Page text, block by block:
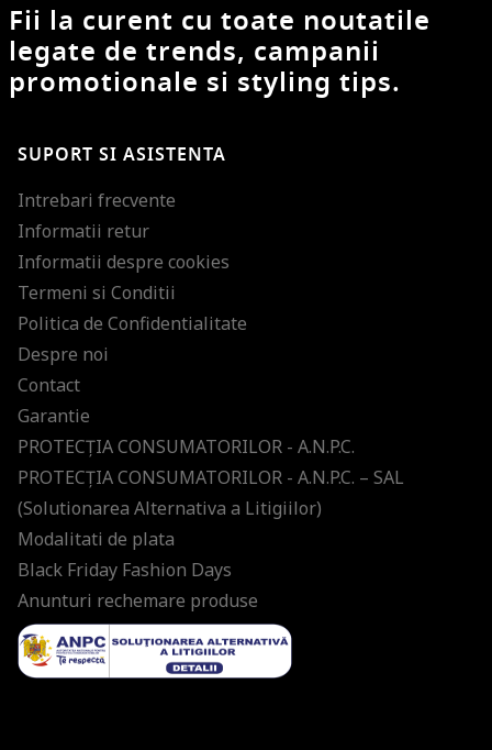
Fii la curent cu toate noutatile
legate de trends, campanii
promotionale si styling tips.
SUPORT SI ASISTENTA
Intrebari frecvente
Informatii retur
Informatii despre cookies
Termeni si Conditii
Politica de Confidentialitate
Despre noi
Contact
Garantie
PROTECŢIA CONSUMATORILOR - A.N.P.C.
PROTECŢIA CONSUMATORILOR - A.N.P.C. – SAL
(Solutionarea Alternativa a Litigiilor)
Modalitati de plata
Black Friday Fashion Days
Anunturi rechemare produse